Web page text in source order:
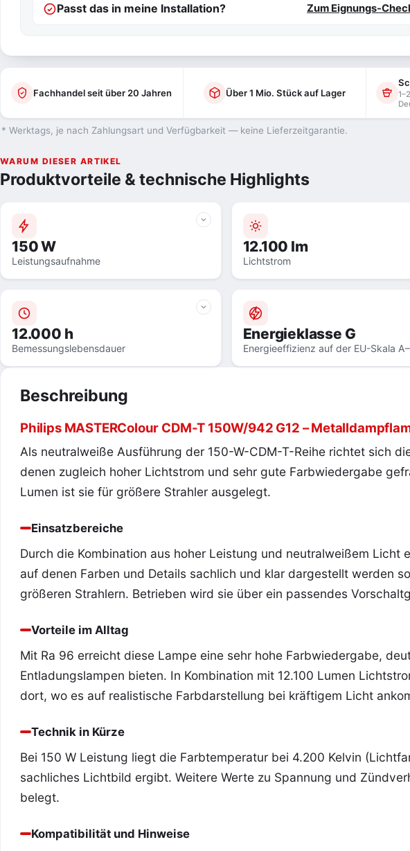
Passt das in meine Installation? Zum Eignungs-
Fachhandel seit über 20 Jahren Über 1 Mio. Stück auf Lager
* Werktags, je nach Zahlungsart und Verfügbarkeit — keine Lieferzeitgarantie.
WARUM DIESER ARTIKEL
Produktvorteile & technische Highlights
150 W
Leistungsaufnahme
12.100 lm
Lichtstrom
12.000 h
Bemessungslebensdauer
Energieklasse G
Energieeffizienz auf der EU-Skala
Beschreibung
Philips MASTERColour CDM-T 150W/942 G12 –
Als neutralweiße Ausführung der 150-W-CDM-T-Reihe richtet sich
denen zugleich hoher Lichtstrom und sehr gute Farbwiedergabe
Lumen ist sie für größere Strahler ausgelegt.
Einsatzbereiche
Durch die Kombination aus hoher Leistung und neutralweißem Licht
auf denen Farben und Details sachlich und klar dargestellt werden
größeren Strahlern. Betrieben wird sie über ein passendes
Vorteile im Alltag
Mit Ra 96 erreicht diese Lampe eine sehr hohe Farbwiedergabe,
Entladungslampen bieten. In Kombination mit 12.100 Lumen
dort, wo es auf realistische Farbdarstellung bei kräftigem Licht
Technik in Kürze
Bei 150 W Leistung liegt die Farbtemperatur bei 4.200 Kelvin
sachliches Lichtbild ergibt. Weitere Werte zu Spannung und
belegt.
Kompatibilität und Hinweise